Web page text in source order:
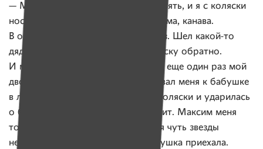
— Мы как-то пошли с друзьями гулять, и я с коляски
носом вниз полетела. Был дождь: яма, канава.
В общем, плюхнулась я лицом вниз. Шел какой-то
дяденька, поднял и посадил в коляску обратно.
И мы дальше с друзьями пошли. А еще один раз мой
двоюродный брат Максим закатывал меня к бабушке
в летнюю кухню, и я свалилась с коляски и ударилась
о бетон. У меня лоб весь был побит. Максим меня
тогда сам поднял, посадил. У меня чуть звезды
не повылетали (смеется). Тут бабушка приехала.